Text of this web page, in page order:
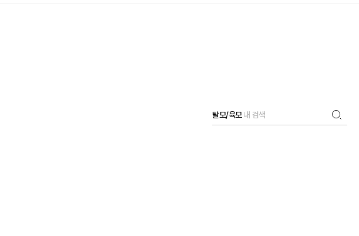
탈모/육모 내 검색